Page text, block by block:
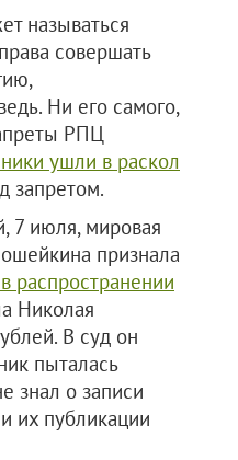
называться
совершать
Ни его самого,
РПЦ
ушли в раскол
запретом.
7 июля, мировая
признала
распространении
Николая
В суд он
пыталась
знал о записи
их публикации